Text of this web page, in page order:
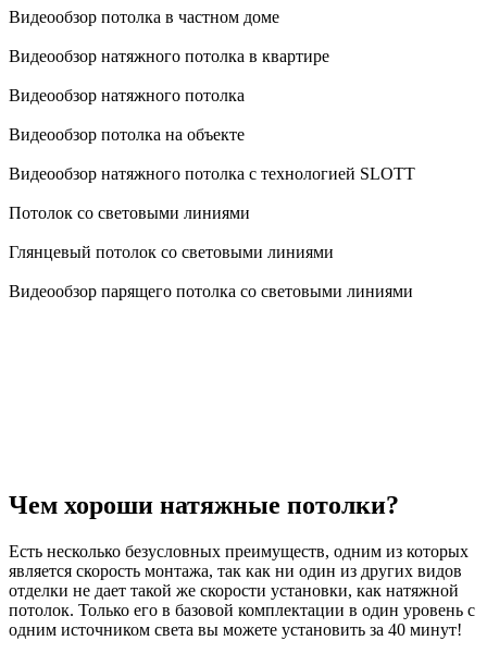
Видеообзор потолка в частном доме
Видеообзор натяжного потолка в квартире
Видеообзор натяжного потолка
Видеообзор потолка на объекте
Видеообзор натяжного потолка с технологией SLOTT
Потолок со световыми линиями
Глянцевый потолок со световыми линиями
Видеообзор парящего потолка со световыми линиями
Чем хороши натяжные потолки?
Есть несколько безусловных преимуществ, одним из которых
является скорость монтажа, так как ни один из других видов
отделки не дает такой же скорости установки, как натяжной
потолок. Только его в базовой комплектации в один уровень с
одним источником света вы можете установить за 40 минут!